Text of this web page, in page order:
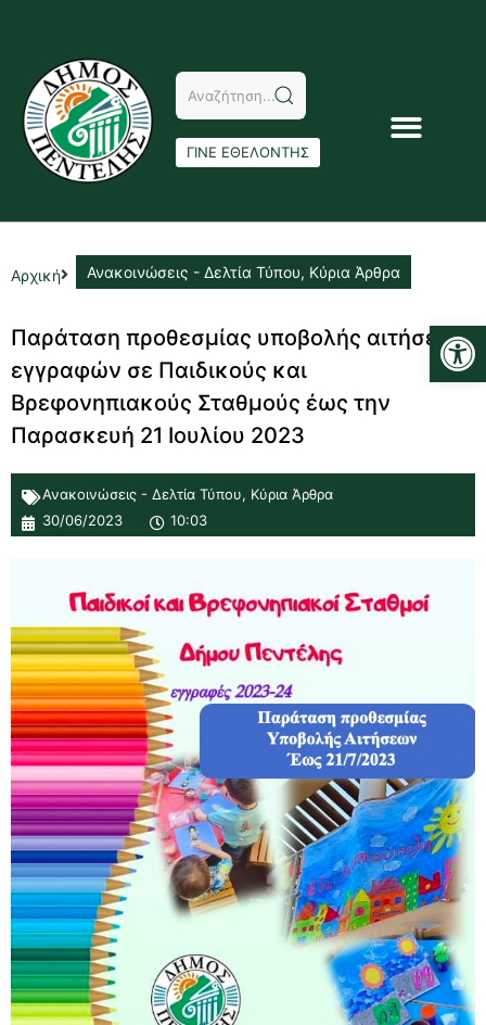
ΓΙΝΕ ΕΘΕΛΟΝΤΗΣ
Αρχική Ανακοινώσεις - Δελτία Τύπου, Κύρια Άρθρα
Παράταση προθεσμίας υποβολής αιτήσεων
εγγραφών σε Παιδικούς και
Βρεφονηπιακούς Σταθμούς έως την
Παρασκευή 21 Ιουλίου 2023
Ανακοινώσεις - Δελτία Τύπου, Κύρια Άρθρα
30/06/2023
10:03